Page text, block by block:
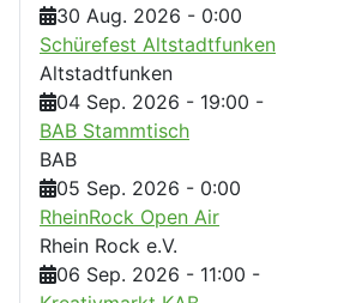
30 Aug. 2026 - 0:00
Schürefest Altstadtfunken
Altstadtfunken
04 Sep. 2026 - 19:00 -
BAB Stammtisch
BAB
05 Sep. 2026 - 0:00
RheinRock Open Air
Rhein Rock e.V.
06 Sep. 2026 - 11:00 -